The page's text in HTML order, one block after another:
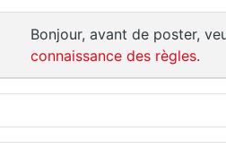
Bonjour, avant de poster,
connaissance des règles.